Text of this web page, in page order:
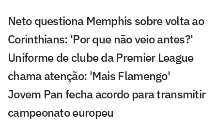
Neto questiona Memphis sobre volta ao
Corinthians: 'Por que não veio antes?'
Uniforme de clube da Premier League
chama atenção: 'Mais Flamengo'
Jovem Pan fecha acordo para transmitir
campeonato europeu